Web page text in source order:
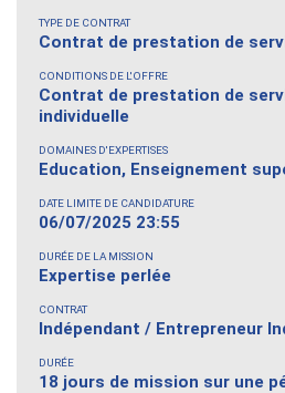
TYPE DE CONTRAT
Contrat de prestation de
CONDITIONS DE L'OFFRE
Contrat de prestation de
individuelle
DOMAINES D'EXPERTISES
Education, Enseignement
DATE LIMITE DE CANDIDATURE
06/07/2025 23:55
DURÉE DE LA MISSION
Expertise perlée
CONTRAT
Indépendant / Entrepreneur
DURÉE
18 jours de mission sur une